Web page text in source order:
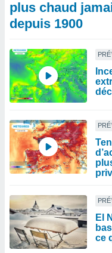
plus chaud
depuis 1900
El
ce